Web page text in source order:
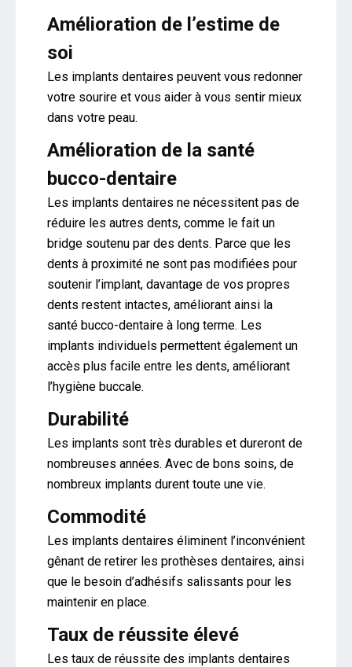
Amélioration de l’estime de
soi
Les implants dentaires peuvent vous redonner
votre sourire et vous aider à vous sentir mieux
dans votre peau.
Amélioration de la santé
bucco-dentaire
Les implants dentaires ne nécessitent pas de
réduire les autres dents, comme le fait un
bridge soutenu par des dents. Parce que les
dents à proximité ne sont pas modifiées pour
soutenir l’implant, davantage de vos propres
dents restent intactes, améliorant ainsi la
santé bucco-dentaire à long terme. Les
implants individuels permettent également un
accès plus facile entre les dents, améliorant
l’hygiène buccale.
Durabilité
Les implants sont très durables et dureront de
nombreuses années. Avec de bons soins, de
nombreux implants durent toute une vie.
Commodité
Les implants dentaires éliminent l’inconvénient
gênant de retirer les prothèses dentaires, ainsi
que le besoin d’adhésifs salissants pour les
maintenir en place.
Taux de réussite élevé
Les taux de réussite des implants dentaires